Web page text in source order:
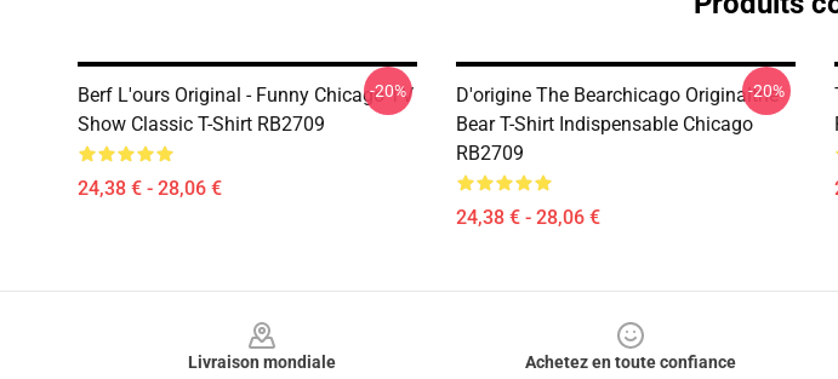
Berf L'ours Original - Funny Chicago TV
Show Classic T-Shirt RB2709
24,38 € - 28,06 €
-20%
D'origine The Bearchicago Originalthe
Bear T-Shirt Indispensable Chicago
RB2709
24,38 € - 28,06 €
-20%
Livraison mondiale
Achetez en toute confiance